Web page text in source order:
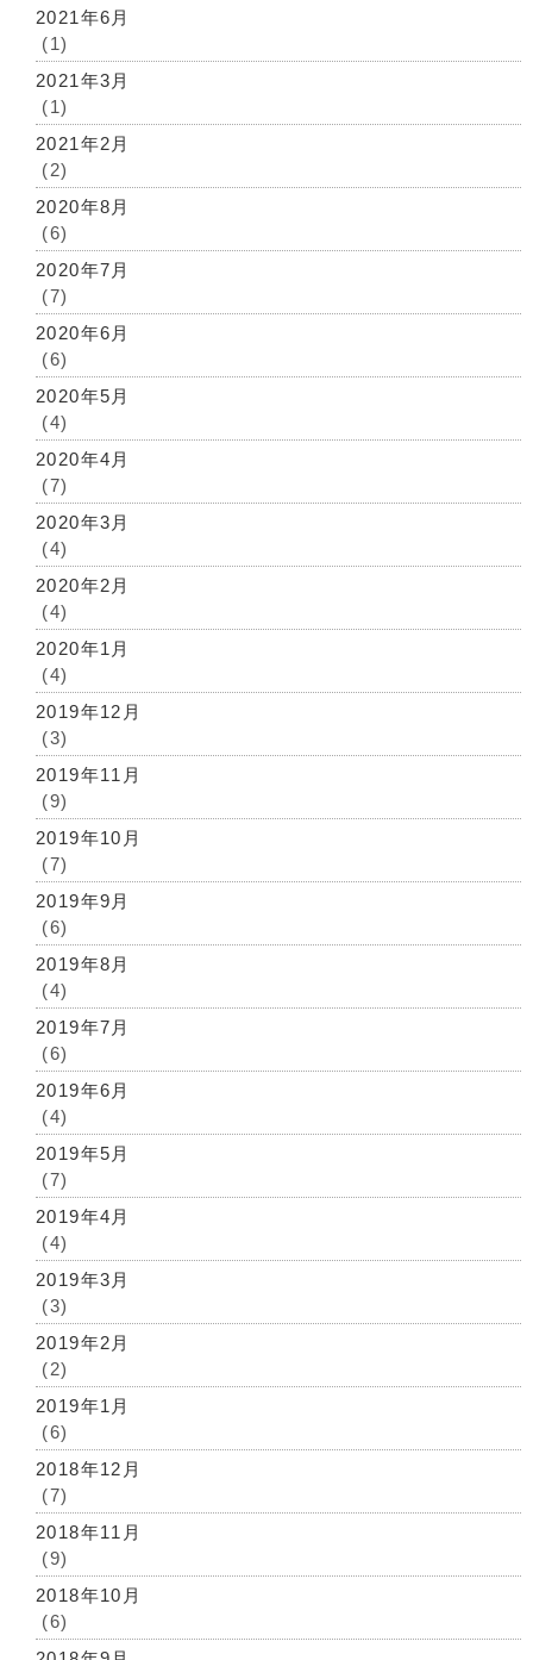
2021年6月
(1)
2021年3月
(1)
2021年2月
(2)
2020年8月
(6)
2020年7月
(7)
2020年6月
(6)
2020年5月
(4)
2020年4月
(7)
2020年3月
(4)
2020年2月
(4)
2020年1月
(4)
2019年12月
(3)
2019年11月
(9)
2019年10月
(7)
2019年9月
(6)
2019年8月
(4)
2019年7月
(6)
2019年6月
(4)
2019年5月
(7)
2019年4月
(4)
2019年3月
(3)
2019年2月
(2)
2019年1月
(6)
2018年12月
(7)
2018年11月
(9)
2018年10月
(6)